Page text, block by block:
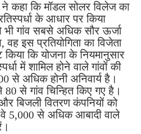
कहा कि मॉडल सोलर विलेज का
के आधार पर किया
भी गांव सबसे अधिक सौर ऊर्जा
वह इस प्रतियोगिता का विजेता
किया कि योजना के नियमानुसार
में शामिल होने वाले गांवों की
से अधिक होनी अनिवार्य है।
से गांव चिन्हित किए गए है।
बिजली वितरण कंपनियों को
वे 5,000 से अधिक आबादी वाले